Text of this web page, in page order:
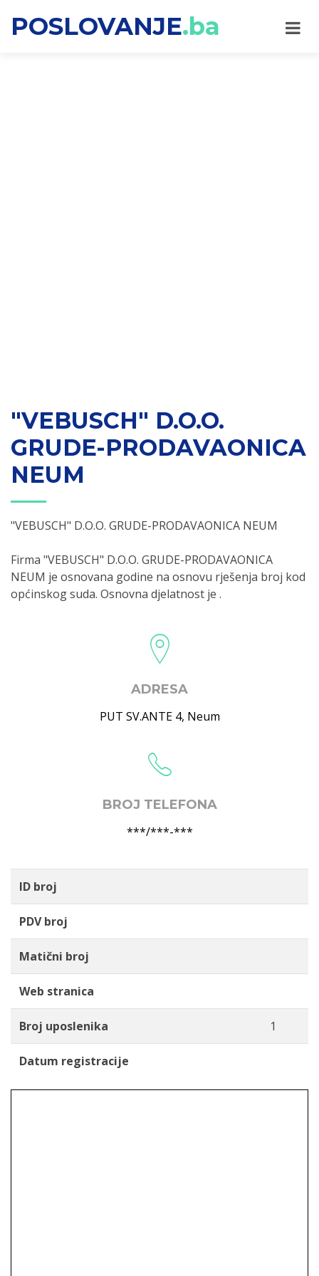
POSLOVANJE.ba
"VEBUSCH" D.O.O.
GRUDE-PRODAVAONICA
NEUM
"VEBUSCH" D.O.O. GRUDE-PRODAVAONICA NEUM
Firma "VEBUSCH" D.O.O. GRUDE-PRODAVAONICA
NEUM je osnovana godine na osnovu rješenja broj kod
općinskog suda. Osnovna djelatnost je .
ADRESA
PUT SV.ANTE 4, Neum
BROJ TELEFONA
***/***-***
ID broj
PDV broj
Matični broj
Web stranica
Broj uposlenika 1
Datum registracije